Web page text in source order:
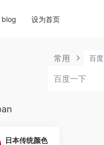
blog 设为首页
常用 百度
日本传统颜色